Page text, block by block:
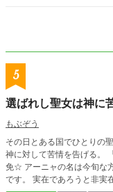
5
選ばれし聖女は神に
もぶぞう
その日とある国でひとりの聖女が認定された。
神に対して苦情を告げる。 「何てことするのですか、神様。」 ☆お試し投稿御
免☆ アーニャの名は今旬な方ではなく魔法先生の幼馴染。 性格とか諸々無関係
です。 実在であろうと